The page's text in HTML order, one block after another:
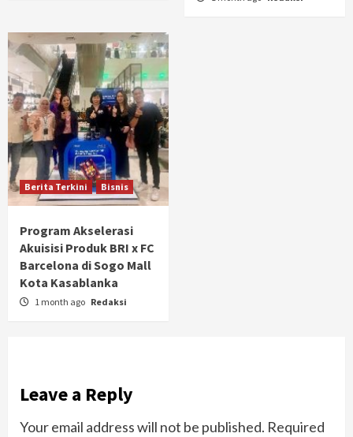
Berita Terkini Bisnis
Program Akselerasi
Akuisisi Produk BRI x FC
Barcelona di Sogo Mall
Kota Kasablanka
1 month ago Redaksi
Leave a Reply
Your email address will not be published. Required